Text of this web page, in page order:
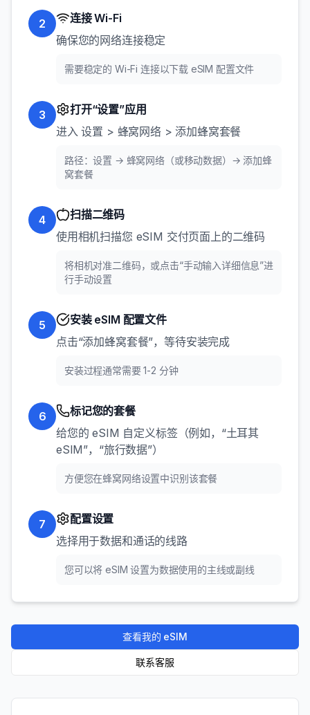
2
连接 Wi-Fi
确保您的网络连接稳定
需要稳定的 Wi-Fi 连接以下载 eSIM 配置文件
3
打开“设置”应用
进入 设置 > 蜂窝网络 > 添加蜂窝套餐
路径：设置 → 蜂窝网络（或移动数据）→ 添加蜂
窝套餐
4
扫描二维码
使用相机扫描您 eSIM 交付页面上的二维码
将相机对准二维码，或点击“手动输入详细信息”进
行手动设置
5
安装 eSIM 配置文件
点击“添加蜂窝套餐”，等待安装完成
安装过程通常需要 1-2 分钟
6
标记您的套餐
给您的 eSIM 自定义标签（例如，“土耳其
eSIM”，“旅行数据”）
方便您在蜂窝网络设置中识别该套餐
7
配置设置
选择用于数据和通话的线路
您可以将 eSIM 设置为数据使用的主线或副线
查看我的 eSIM
联系客服